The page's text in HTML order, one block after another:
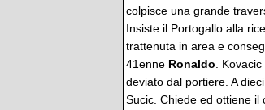
colpisce una grande
Insiste il Portogallo alla
trattenuta in area e
41enne Ronaldo .
deviato dal portiere. A
Sucic. Chiede ed ottiene il